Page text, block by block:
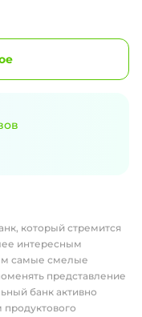
который стремится
интересным
самые смелые
представление
банк активно